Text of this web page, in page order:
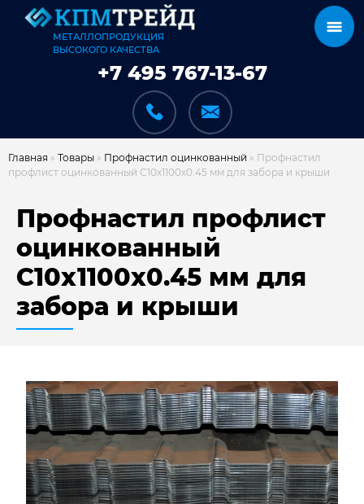
МЕТАЛЛОПРОДУКЦИЯ
ВЫСОКОГО КАЧЕСТВА
+7 495 767-13-67
КАРКАСЫ
КАК МЫ РАБОТАЕМ
НАШИ ОБЪЕКТЫ
ОТЗЫВЫ
О НАС
БЛОГ
Главная » Товары » Профнастил оцинкованный » Профнастил
профлист оцинкованный С10х1100х0.45 мм для забора и крыши
Профнастил профлист
оцинкованный
С10х1100х0.45 мм для
забора и крыши